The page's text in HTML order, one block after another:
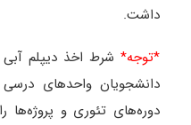
داشت.
*توجه* شرط اخذ دیپلم
دانشجویان واحدهای درسی
دوره‌های تئوری و پروژه‌ها